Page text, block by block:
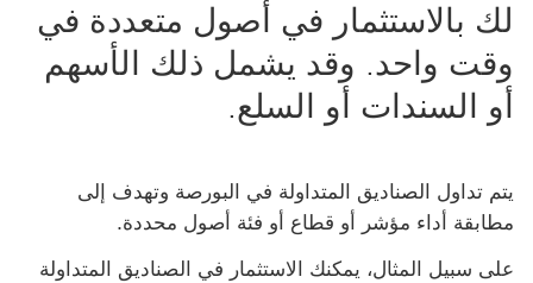
لك بالاستثمار في أصول متعددة في
وقت واحد. وقد يشمل ذلك الأسهم
أو السندات أو السلع.
يتم تداول ‏‫الصناديق المتداولة في البورصة وتهدف إلى
مطابقة أداء مؤشر أو قطاع أو فئة أصول محددة.
على سبيل المثال، يمكنك الاستثمار في ‏‫الصناديق المتداولة